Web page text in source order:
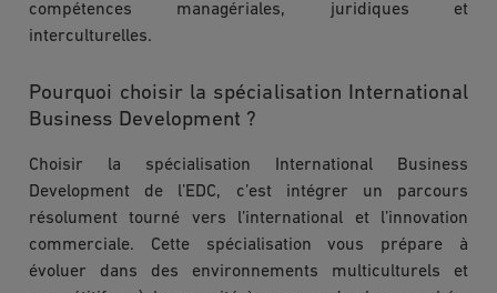
compétences managériales, juridiques et
interculturelles.
Pourquoi choisir la spécialisation International
Business Development ?
Choisir la spécialisation International Business
Development de l’EDC, c’est intégrer un parcours
résolument tourné vers l’international et l’innovation
commerciale. Cette spécialisation vous prépare à
évoluer dans des environnements multiculturels et